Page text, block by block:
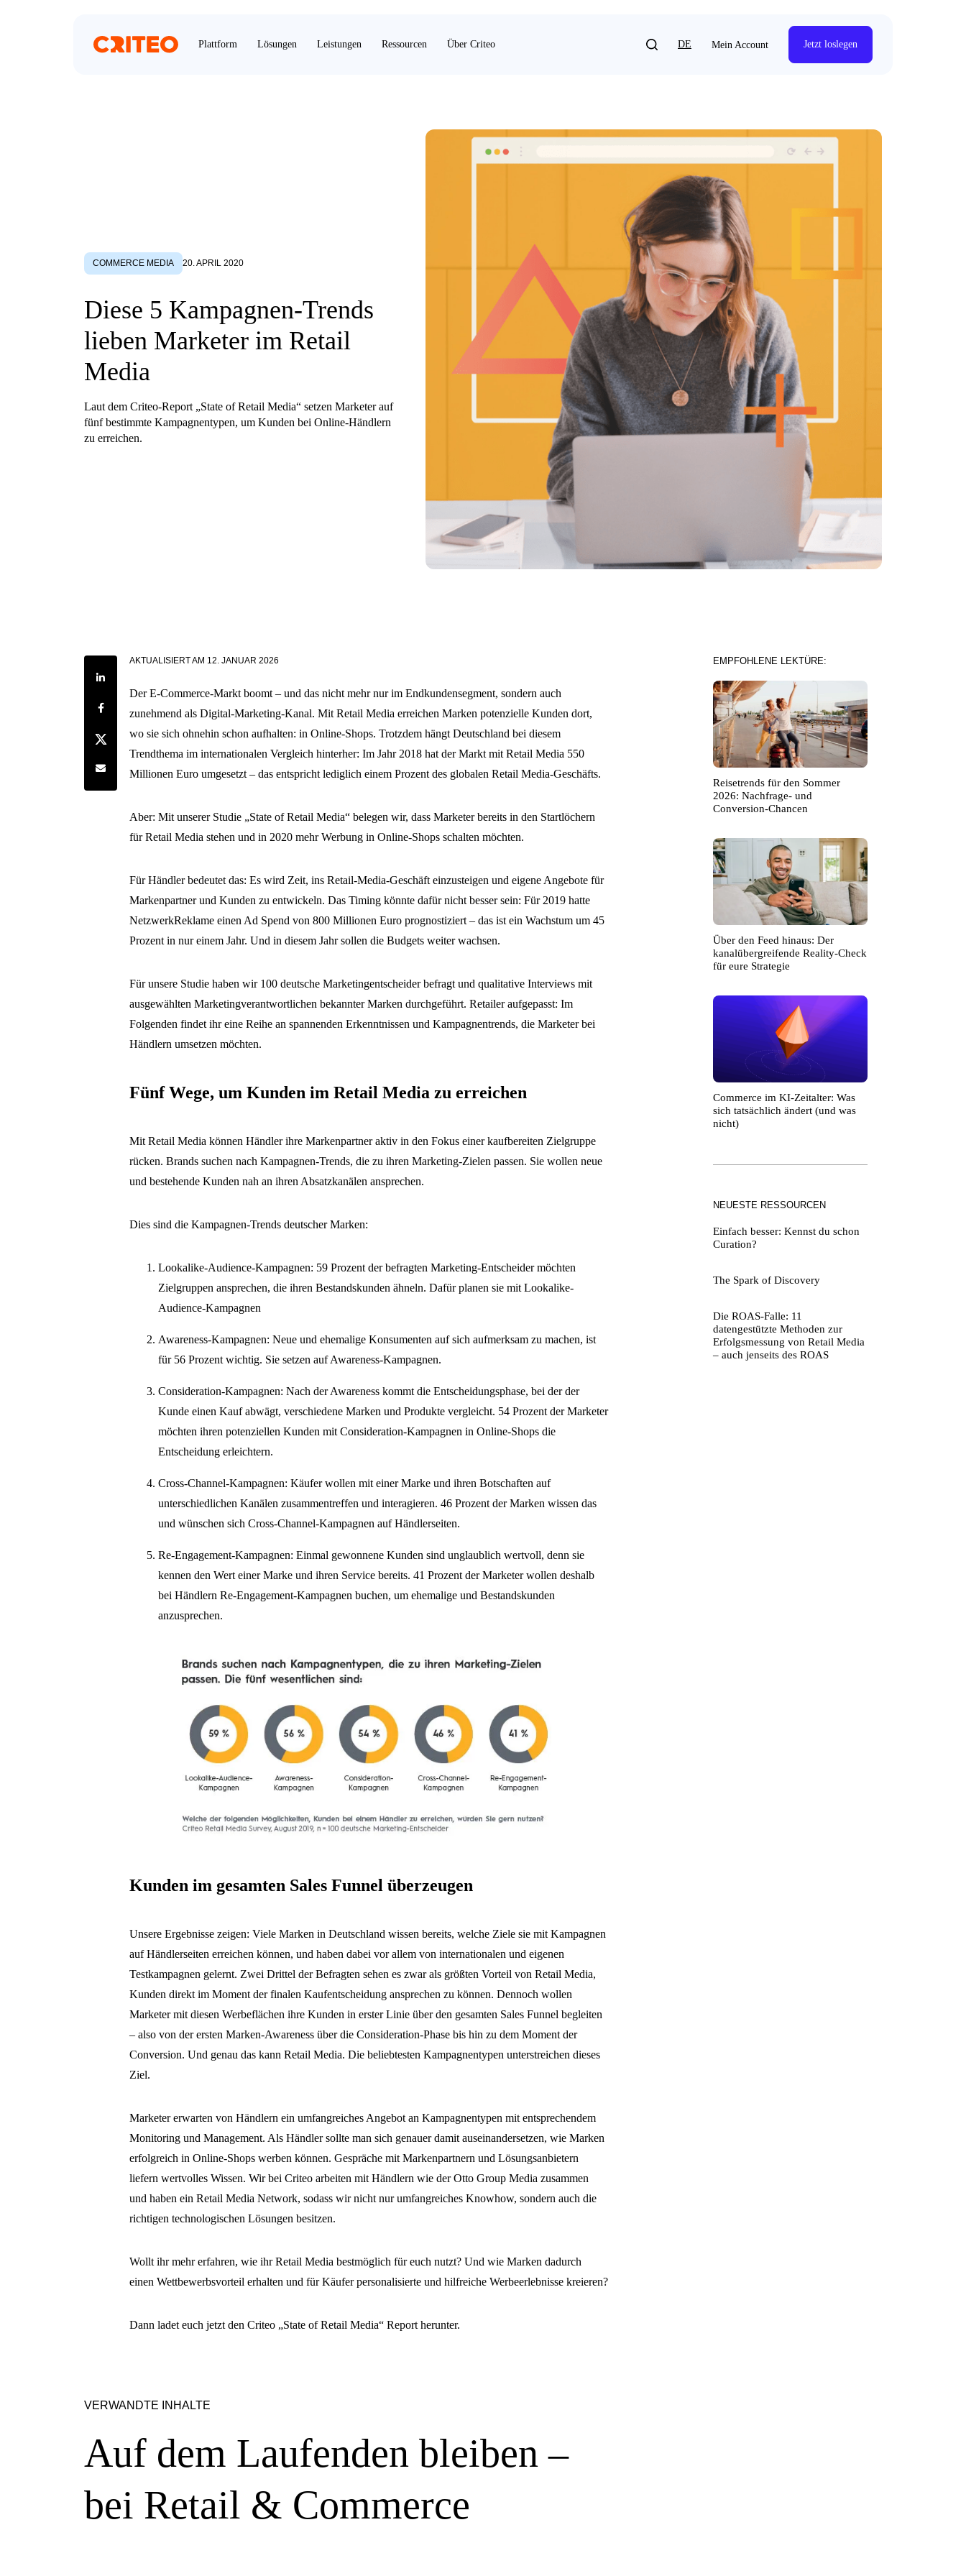
Plattform Lösungen Leistungen Ressourcen Über Criteo DE Mein Account Jetzt loslegen
COMMERCE MEDIA 20. APRIL 2020
Diese 5 Kampagnen-Trends
lieben Marketer im Retail
Media
Laut dem Criteo-Report „State of Retail Media“ setzen Marketer auf
fünf bestimmte Kampagnentypen, um Kunden bei Online-Händlern
zu erreichen.
Share on LinkedIn
Share on Facebook
Share on Twitter
Share by e-mail
AKTUALISIERT AM 12. JANUAR 2026
Der E-Commerce-Markt boomt – und das nicht mehr nur im Endkundensegment, sondern auch
zunehmend als Digital-Marketing-Kanal. Mit Retail Media erreichen Marken potenzielle Kunden dort,
wo sie sich ohnehin schon aufhalten: in Online-Shops. Trotzdem hängt Deutschland bei diesem
Trendthema im internationalen Vergleich hinterher: Im Jahr 2018 hat der Markt mit Retail Media 550
Millionen Euro umgesetzt – das entspricht lediglich einem Prozent des globalen Retail Media-Geschäfts.
Aber: Mit unserer Studie „State of Retail Media“ belegen wir, dass Marketer bereits in den Startlöchern
für Retail Media stehen und in 2020 mehr Werbung in Online-Shops schalten möchten.
Für Händler bedeutet das: Es wird Zeit, ins Retail-Media-Geschäft einzusteigen und eigene Angebote für
Markenpartner und Kunden zu entwickeln. Das Timing könnte dafür nicht besser sein: Für 2019 hatte
NetzwerkReklame einen Ad Spend von 800 Millionen Euro prognostiziert – das ist ein Wachstum um 45
Prozent in nur einem Jahr. Und in diesem Jahr sollen die Budgets weiter wachsen.
Für unsere Studie haben wir 100 deutsche Marketingentscheider befragt und qualitative Interviews mit
ausgewählten Marketingverantwortlichen bekannter Marken durchgeführt. Retailer aufgepasst: Im
Folgenden findet ihr eine Reihe an spannenden Erkenntnissen und Kampagnentrends, die Marketer bei
Händlern umsetzen möchten.
Fünf Wege, um Kunden im Retail Media zu erreichen
Mit Retail Media können Händler ihre Markenpartner aktiv in den Fokus einer kaufbereiten Zielgruppe
rücken. Brands suchen nach Kampagnen-Trends, die zu ihren Marketing-Zielen passen. Sie wollen neue
und bestehende Kunden nah an ihren Absatzkanälen ansprechen.
Dies sind die Kampagnen-Trends deutscher Marken:
Lookalike-Audience-Kampagnen: 59 Prozent der befragten Marketing-Entscheider möchten
Zielgruppen ansprechen, die ihren Bestandskunden ähneln. Dafür planen sie mit Lookalike-
Audience-Kampagnen
Awareness-Kampagnen: Neue und ehemalige Konsumenten auf sich aufmerksam zu machen, ist
für 56 Prozent wichtig. Sie setzen auf Awareness-Kampagnen.
Consideration-Kampagnen: Nach der Awareness kommt die Entscheidungsphase, bei der der
Kunde einen Kauf abwägt, verschiedene Marken und Produkte vergleicht. 54 Prozent der Marketer
möchten ihren potenziellen Kunden mit Consideration-Kampagnen in Online-Shops die
Entscheidung erleichtern.
Cross-Channel-Kampagnen: Käufer wollen mit einer Marke und ihren Botschaften auf
unterschiedlichen Kanälen zusammentreffen und interagieren. 46 Prozent der Marken wissen das
und wünschen sich Cross-Channel-Kampagnen auf Händlerseiten.
Re-Engagement-Kampagnen: Einmal gewonnene Kunden sind unglaublich wertvoll, denn sie
kennen den Wert einer Marke und ihren Service bereits. 41 Prozent der Marketer wollen deshalb
bei Händlern Re-Engagement-Kampagnen buchen, um ehemalige und Bestandskunden
anzusprechen.
Kunden im gesamten Sales Funnel überzeugen
Unsere Ergebnisse zeigen: Viele Marken in Deutschland wissen bereits, welche Ziele sie mit Kampagnen
auf Händlerseiten erreichen können, und haben dabei vor allem von internationalen und eigenen
Testkampagnen gelernt. Zwei Drittel der Befragten sehen es zwar als größten Vorteil von Retail Media,
Kunden direkt im Moment der finalen Kaufentscheidung ansprechen zu können. Dennoch wollen
Marketer mit diesen Werbeflächen ihre Kunden in erster Linie über den gesamten Sales Funnel begleiten
– also von der ersten Marken-Awareness über die Consideration-Phase bis hin zu dem Moment der
Conversion. Und genau das kann Retail Media. Die beliebtesten Kampagnentypen unterstreichen dieses
Ziel.
Marketer erwarten von Händlern ein umfangreiches Angebot an Kampagnentypen mit entsprechendem
Monitoring und Management. Als Händler sollte man sich genauer damit auseinandersetzen, wie Marken
erfolgreich in Online-Shops werben können. Gespräche mit Markenpartnern und Lösungsanbietern
liefern wertvolles Wissen. Wir bei Criteo arbeiten mit Händlern wie der Otto Group Media zusammen
und haben ein Retail Media Network, sodass wir nicht nur umfangreiches Knowhow, sondern auch die
richtigen technologischen Lösungen besitzen.
Wollt ihr mehr erfahren, wie ihr Retail Media bestmöglich für euch nutzt? Und wie Marken dadurch
einen Wettbewerbsvorteil erhalten und für Käufer personalisierte und hilfreiche Werbeerlebnisse kreieren?
Dann ladet euch jetzt den Criteo „State of Retail Media“ Report herunter.
EMPFOHLENE LEKTÜRE:
Reisetrends für den Sommer
2026: Nachfrage- und
Conversion-Chancen
Über den Feed hinaus: Der
kanalübergreifende Reality-Check
für eure Strategie
Commerce im KI-Zeitalter: Was
sich tatsächlich ändert (und was
nicht)
NEUESTE RESSOURCEN
Einfach besser: Kennst du schon
Curation?
The Spark of Discovery
Die ROAS-Falle: 11
datengestützte Methoden zur
Erfolgsmessung von Retail Media
– auch jenseits des ROAS
VERWANDTE INHALTE
Auf dem Laufenden bleiben –
bei Retail & Commerce